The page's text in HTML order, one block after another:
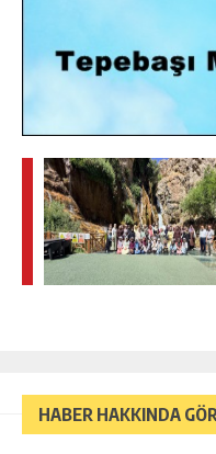
HABER HAKKINDA
GÖKSUN